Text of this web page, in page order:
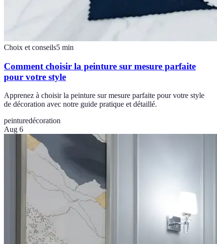
Choix et conseils5 min
Comment choisir la peinture sur mesure parfaite
pour votre style
Apprenez à choisir la peinture sur mesure parfaite pour votre style
de décoration avec notre guide pratique et détaillé.
peinturedécoration
Aug 6